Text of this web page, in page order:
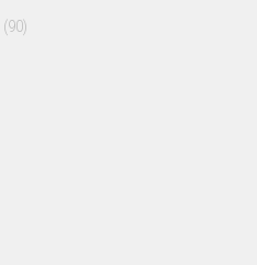
(90)